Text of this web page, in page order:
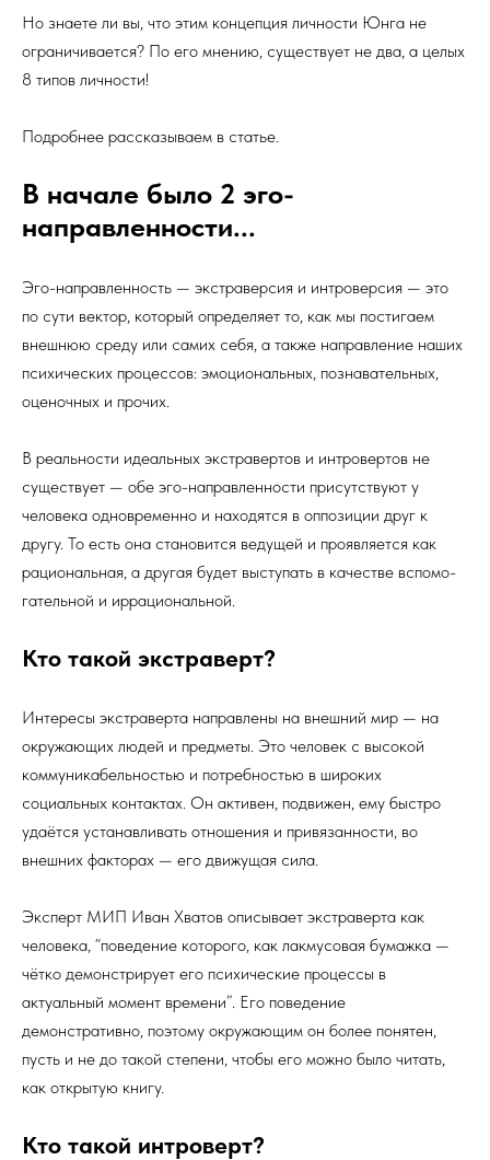
Но знаете ли вы, что этим концепция личности Юнга не
ограничивается? По его мнению, существует не два, а целых
8 типов личности!
Подробнее рассказываем в статье.
В начале было 2 эго-
направленности...
Эго-направленность — экстраверсия и интроверсия — это
по сути вектор, который определяет то, как мы постигаем
внешнюю среду или самих себя, а также направление наших
психических процессов: эмоциональных, познавательных,
оценочных и прочих.
В реальности идеальных экстравертов и интровертов не
существует — обе эго-направленности присутствуют у
человека одновременно и находятся в оппозиции друг к
другу. То есть она становится ведущей и проявляется как
рациональная, а другая будет выступать в качестве вспомо­
гательной и иррациональной.
Кто такой экстраверт?
Интересы экстраверта направлены на внешний мир — на
окружающих людей и предметы. Это человек с высокой
коммуникабельностью и потребностью в широких
социальных контактах. Он активен, подвижен, ему быстро
удаётся устанавливать отношения и привязанности, во
внешних факторах — его движу­щая сила.
Эксперт МИП Иван Хватов описывает экстраверта как
человека, “поведение которого, как лакмусовая бумажка —
чётко демонстрирует его психические процессы в
актуальный момент времени”. Его поведение
демонстративно, поэтому окружающим он более понятен,
пусть и не до такой степени, чтобы его можно было читать,
как открытую книгу.
Кто такой интроверт?